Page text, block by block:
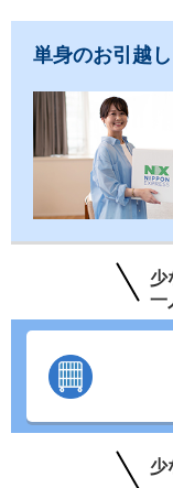
単身のお引越し
少
一
少